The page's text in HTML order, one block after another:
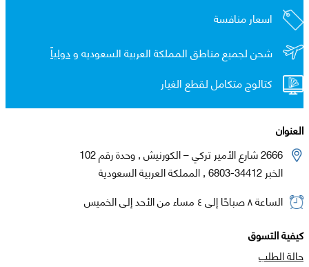
اسعار منافسة
شحن لجميع مناطق المملكة العربية السعوديه ودولياً
كتالوج متكامل لقطع الغيار
العنوان
2666 شارع الأمير تركي – الكورنيش , وحدة رقم 102
الخبر 34412-6803 , المملكة العربية السعودية
الساعة ٨ صباحًا إلى ٤ مساء من الأحد إلى الخميس
كيفية التسوق
حالة الطلب